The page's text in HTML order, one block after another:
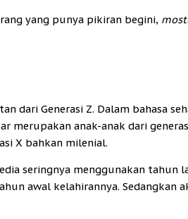
yang punya pikiran begini,
dari Generasi Z. Dalam bahasa
merupakan anak-anak dari
X bahkan milenial.
seringnya menggunakan tahun
awal kelahirannya. Sedangkan